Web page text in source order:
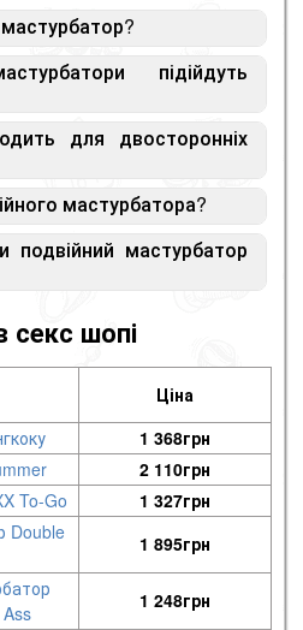
аксесуар з двома входами,
та внутрішньою
підійдуть
звернути увагу на
внутрішнім рельєфом.
для двосторонніх
підходятьлубриканти на
для TPE та еластомерів.
мастурбатора?
виріб необхідно промити,
в чистому місці згідно з
подвійний мастурбатор
варіант та оформити
доставкою по
швидка доставка;)
секс шопі
Ціна
1 368грн
2 110грн
To-Go
1 327грн
Double
1 895грн
1 248грн